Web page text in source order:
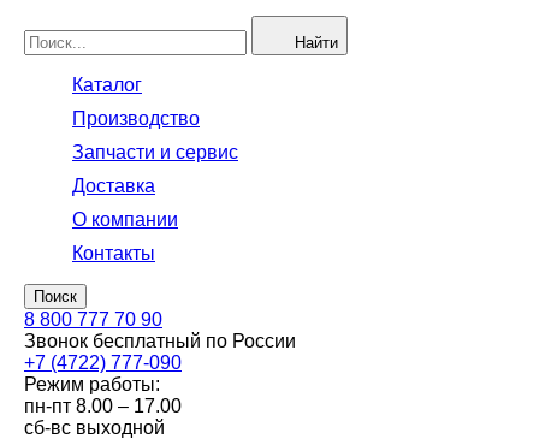
Найти
Каталог
Производство
Запчасти и сервис
Доставка
О компании
Контакты
Поиск
8 800 777 70 90
Звонок бесплатный по России
+7 (4722) 777-090
Режим работы:
пн-пт 8.00 – 17.00
сб-вс выходной